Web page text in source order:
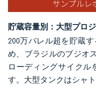
貯蔵容量別：大型プロ
200万バレル超を貯蔵す
め、ブラジルのブジオ
ローディングサイクル
す。大型タンクはシャ